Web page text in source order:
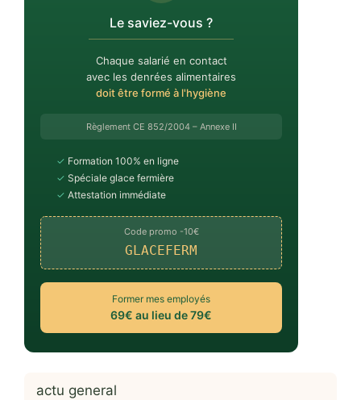
Le saviez-vous ?
Chaque salarié en contact
avec les denrées alimentaires
doit être formé à l'hygiène
Règlement CE 852/2004 – Annexe II
✓ Formation 100% en ligne
✓ Spéciale glace fermière
✓ Attestation immédiate
Code promo -10€
GLACEFERM
Former mes employés
69€ au lieu de 79€
actu general